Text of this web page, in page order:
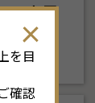
でお買
ルシェ
を目
確認